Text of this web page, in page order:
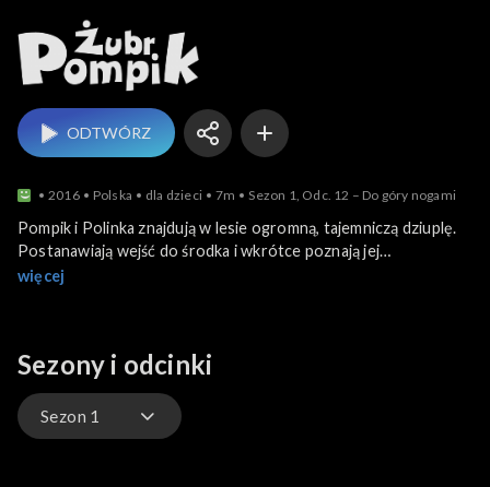
ODTWÓRZ
2016 Polska dla dzieci 7m Sezon 1, Odc. 12 – Do góry nogami
Pompik i Polinka znajdują w lesie ogromną, tajemniczą dziuplę.
Postanawiają wejść do środka i wkrótce poznają jej
niezwykłych, skrzydlatych mieszkańców. Kim są?
więcej
Sezony i odcinki
Sezon 1